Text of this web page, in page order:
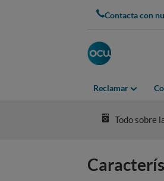
Contacta con
Reclamar
Todo sobre